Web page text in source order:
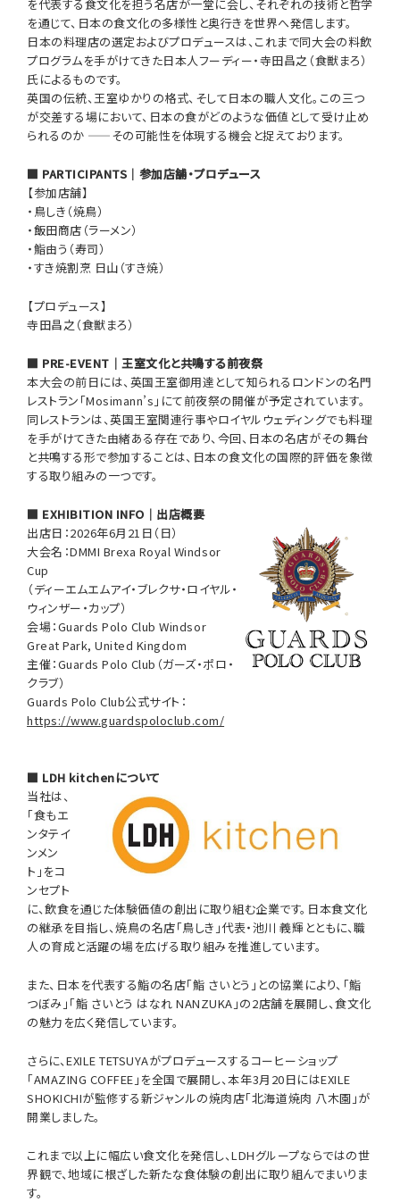
を代表する食文化を担う名店が一堂に会し、それぞれの技術と哲学
を通じて、日本の食文化の多様性と奥行きを世界へ発信します。
日本の料理店の選定およびプロデュースは、これまで同大会の料飲
プログラムを手がけてきた日本人フーディー・寺田昌之（食獣まろ）
氏によるものです。
英国の伝統、王室ゆかりの格式、そして日本の職人文化。この三つ
が交差する場において、日本の食がどのような価値として受け止め
られるのか ——その可能性を体現する機会と捉えております。
■ PARTICIPANTS｜参加店舗・プロデュース
【参加店舗】
・鳥しき（焼鳥）
・飯田商店（ラーメン）
・鮨由う（寿司）
・すき焼割烹 日山（すき焼）
【プロデュース】
寺田昌之（食獣まろ）
■ PRE-EVENT｜王室文化と共鳴する前夜祭
本大会の前日には、英国王室御用達として知られるロンドンの名門
レストラン「Mosimann’s」にて前夜祭の開催が予定されています。
同レストランは、英国王室関連行事やロイヤルウェディングでも料理
を手がけてきた由緒ある存在であり、今回、日本の名店がその舞台
と共鳴する形で参加することは、日本の食文化の国際的評価を象徴
する取り組みの一つです。
■ EXHIBITION INFO｜出店概要
出店日：2026年6月21日（日）
大会名：DMMI Brexa Royal Windsor
Cup
（ディーエムエムアイ・ブレクサ・ロイヤル・
ウィンザー・カップ）
会場：Guards Polo Club Windsor
Great Park, United Kingdom
主催：Guards Polo Club（ガーズ・ポロ・
クラブ）
Guards Polo Club公式サイト：
https://www.guardspoloclub.com/
■ LDH kitchenについて
当社は、
「食もエ
ンタテイ
ンメン
ト」をコ
ンセプト
に、飲食を通じた体験価値の創出に取り組む企業です。日本食文化
の継承を目指し、焼鳥の名店「鳥しき」代表・池川 義輝とともに、職
人の育成と活躍の場を広げる取り組みを推進しています。
また、日本を代表する鮨の名店「鮨 さいとう」との協業により、「鮨
つぼみ」「鮨 さいとう はなれ NANZUKA」の2店舗を展開し、食文化
の魅力を広く発信しています。
さらに、EXILE TETSUYAがプロデュースするコーヒーショップ
「AMAZING COFFEE」を全国で展開し、本年3月20日にはEXILE
SHOKICHIが監修する新ジャンルの焼肉店「北海道焼肉 八木園」が
開業しました。
これまで以上に幅広い食文化を発信し、LDHグループならではの世
界観で、地域に根ざした新たな食体験の創出に取り組んでまいりま
す。